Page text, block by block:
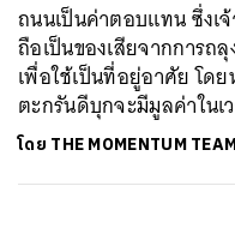
ถนนเป็นค่าตอบแทน ซึ่งเ
ถือเป็นของเสียจากการถ
เพื่อใช้เป็นที่อยู่อาศัย โด
ตะกรันดีบุกจะมีมูลค่าในเ
โดย THE MOMENTUM